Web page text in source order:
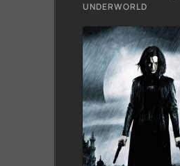
UNDERWORLD